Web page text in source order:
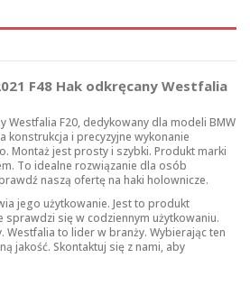
F48 Hak odkręcany Westfalia
Westfalia F20, dedykowany dla modeli BMW
konstrukcja i precyzyjne wykonanie
Montaż jest prosty i szybki. Produkt marki
To idealne rozwiązanie dla osób
naszą ofertę na haki holownicze.
jego użytkowanie. Jest to produkt
sprawdzi się w codziennym użytkowaniu.
Westfalia to lider w branży. Wybierając ten
jakość. Skontaktuj się z nami, aby